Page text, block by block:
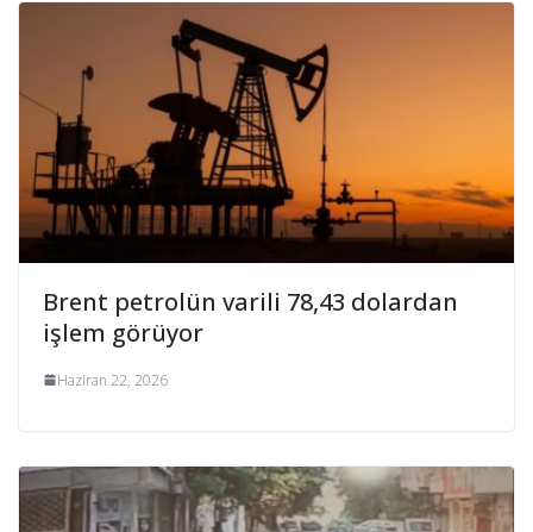
Brent petrolün varili 78,43 dolardan
işlem görüyor
Haziran 22, 2026